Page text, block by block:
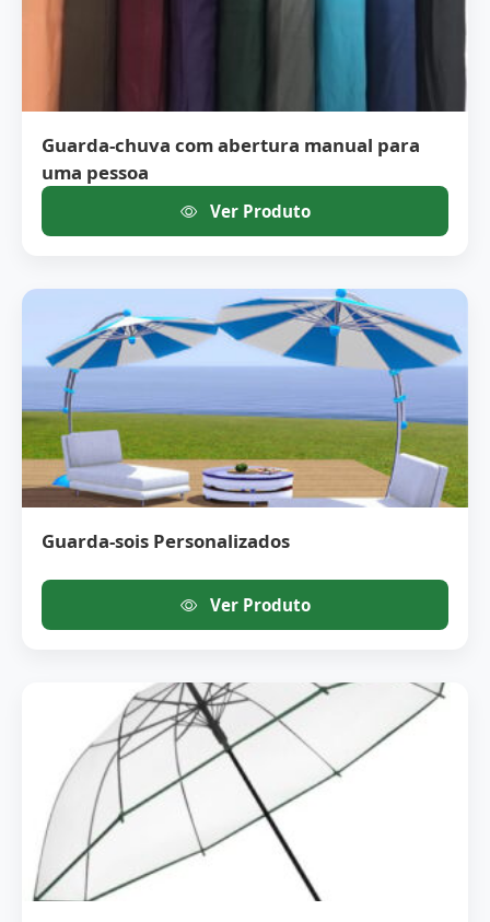
Guarda-chuva com abertura manual para
uma pessoa
Ver Produto
Guarda-sois Personalizados
Ver Produto